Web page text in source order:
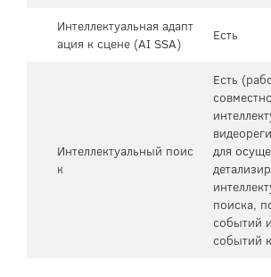
Интеллектуальная адапт
ация к сцене (AI SSA)
Есть
Интеллектуальный поис
к
Есть
для
поиска,
событий
событий